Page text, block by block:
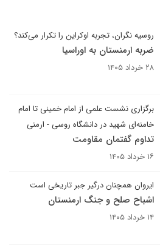
روسیه نگران، تجربه اوکراین را تکرار می‌کند؟
ضربه ارمنستان به اوراسیا
۲۸ خرداد ۱۴۰۵
برگزاری نشست علمی از امام خمینی تا امام
خامنه‌ای شهید در دانشگاه روسی - ارمنی
تداوم گفتمان مقاومت
۱۶ خرداد ۱۴۰۵
ایروان همچنان درگیر جبر تاریخی است
اشباح صلح و جنگ ارمنستان
۱۴ خرداد ۱۴۰۵